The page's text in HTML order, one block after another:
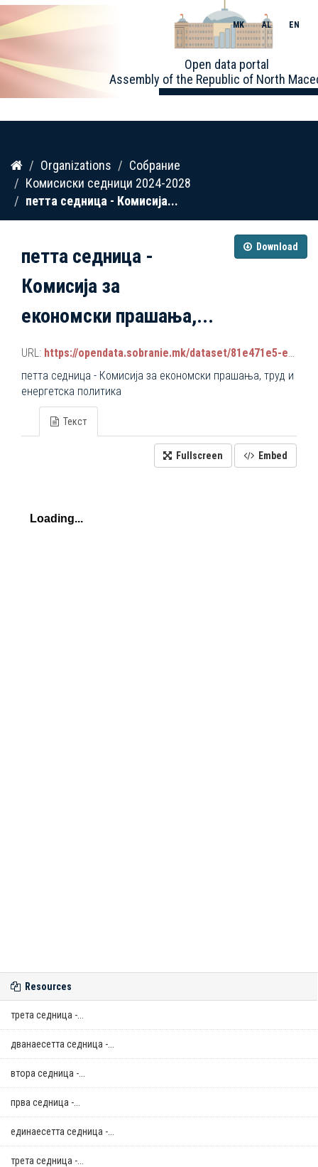
Skip
content
Open data portal
Assembly of the Republic of North
MK AL EN
Organizations
Собрание
Комисиски седници 2024-2028
петта седница - Комисија...
Download
петта седница -
Комисија за
економски прашања,...
URL: https://opendata.sobranie.mk/dataset/81e471e5-e34b-4d92-9a38-9b6107e068a7/resource/fb0c07cf-b71b-4fc7-9862-66519f21af2f/download/komisiski_sednici_2024-2028.json
петта седница - Комисија за економски прашања, труд и
енергетска политика
Текст
Fullscreen Embed
Resources
трета седница -...
дванаесетта седница -...
втора седница -...
прва седница -...
единаесетта седница -...
трета седница -...